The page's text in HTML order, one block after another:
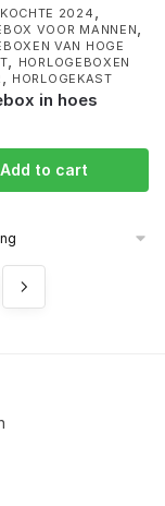
2024 ,
VOOR MANNEN,
VAN HOGE
, HORLOGEBOXEN
, HORLOGEKAST
in hoes
Add to cart